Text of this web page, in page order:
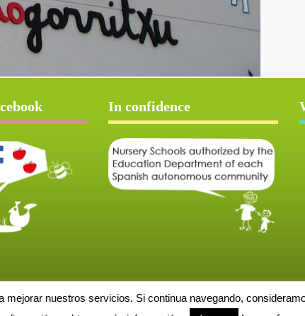
In confidence
nuestros servicios. Si continua navegando,
Legal Política de cookies Protección de datos Solicitud de baja